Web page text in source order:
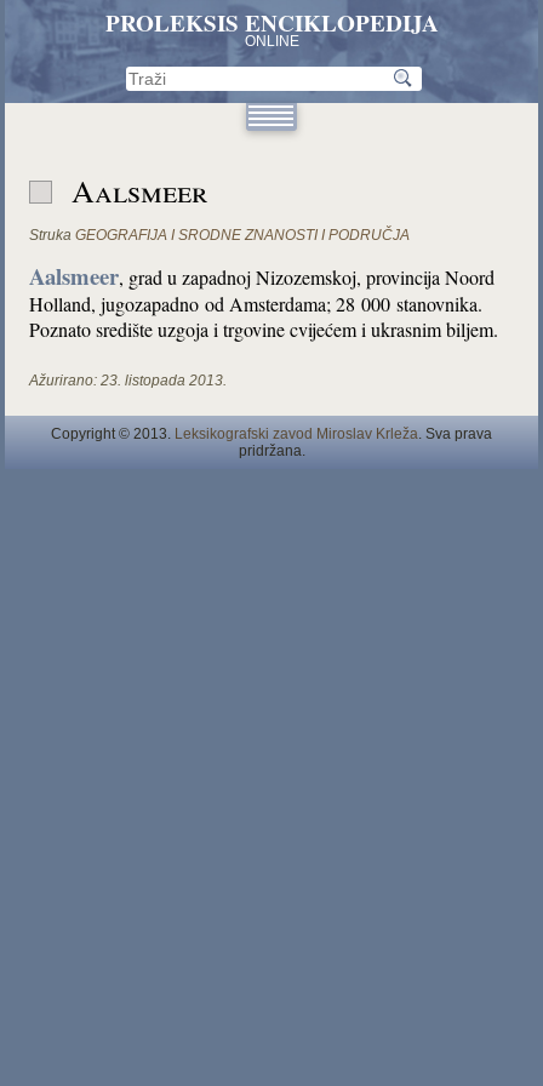
PROLEKSIS ENCIKLOPEDIJA
ONLINE
Aalsmeer
Struka GEOGRAFIJA I SRODNE ZNANOSTI I PODRUČJA
Aalsmeer, grad u zapadnoj Nizozemskoj, provincija Noord
Holland, jugozapadno od Amsterdama; 28 000 stanovnika.
Poznato središte uzgoja i trgovine cvijećem i ukrasnim biljem.
Ažurirano: 23. listopada 2013.
Copyright © 2013. Leksikografski zavod Miroslav Krleža. Sva prava
pridržana.